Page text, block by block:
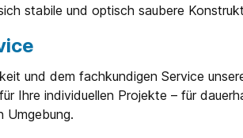
stabile und optisch saubere
und dem fachkundigen Service
für Ihre individuellen Projekte – für
Umgebung.